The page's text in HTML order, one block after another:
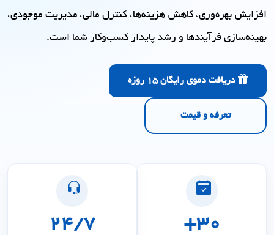
افزایش بهره‌وری، کاهش هزینه‌ها، کنترل مالی، مدیریت موجودی،
بهینه‌سازی فرآیندها و رشد پایدار کسب‌وکار شما است.
دریافت دموی رایگان 15 روزه
تعرفه و قیمت
۳۰+ ۲۴/۷